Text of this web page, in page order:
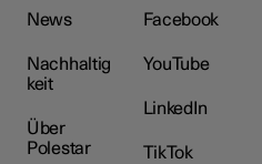
News
Nachhaltig
keit
Über
Polestar
Facebook
YouTube
LinkedIn
TikTok